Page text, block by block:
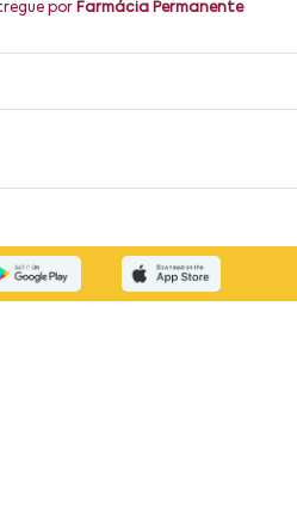
por Farmácia Permanente